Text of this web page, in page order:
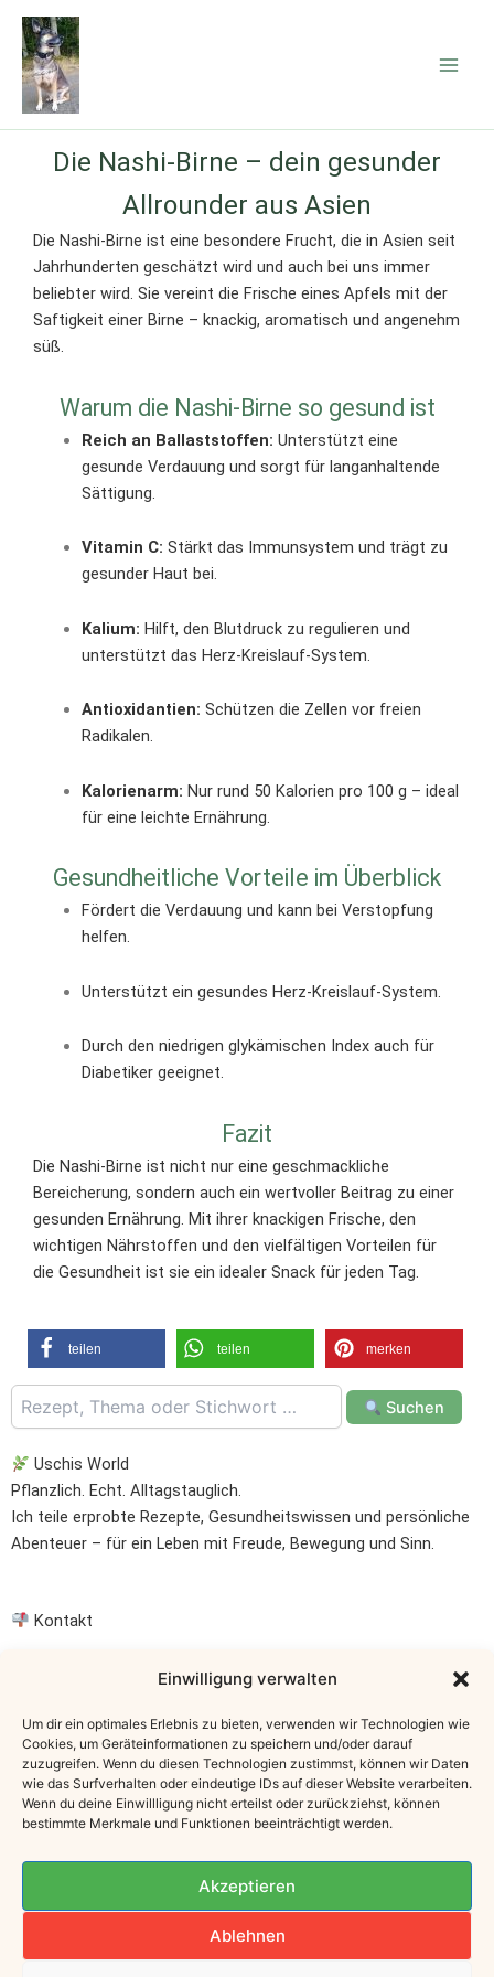
Einwilligung verwalten
Um dir ein optimales Erlebnis zu bieten, verwenden wir Technologien wie
Cookies, um Geräteinformationen zu speichern und/oder darauf
zuzugreifen. Wenn du diesen Technologien zustimmst, können wir Daten
wie das Surfverhalten oder eindeutige IDs auf dieser Website verarbeiten.
Wenn du deine Einwillligung nicht erteilst oder zurückziehst, können
bestimmte Merkmale und Funktionen beeinträchtigt werden.
Akzeptieren
Ablehnen
Zum
Inhalt
springen
Die Nashi-Birne – dein gesunder
Allrounder aus Asien
Die Nashi-Birne ist eine besondere Frucht, die in Asien seit
Jahrhunderten geschätzt wird und auch bei uns immer
beliebter wird. Sie vereint die Frische eines Apfels mit der
Saftigkeit einer Birne – knackig, aromatisch und angenehm
süß.
Warum die Nashi-Birne so gesund ist
Reich an Ballaststoffen: Unterstützt eine
gesunde Verdauung und sorgt für langanhaltende
Sättigung.
Vitamin C: Stärkt das Immunsystem und trägt zu
gesunder Haut bei.
Kalium: Hilft, den Blutdruck zu regulieren und
unterstützt das Herz-Kreislauf-System.
Antioxidantien: Schützen die Zellen vor freien
Radikalen.
Kalorienarm: Nur rund 50 Kalorien pro 100 g – ideal
für eine leichte Ernährung.
Gesundheitliche Vorteile im Überblick
Fördert die Verdauung und kann bei Verstopfung
helfen.
Unterstützt ein gesundes Herz-Kreislauf-System.
Durch den niedrigen glykämischen Index auch für
Diabetiker geeignet.
Fazit
Die Nashi-Birne ist nicht nur eine geschmackliche
Bereicherung, sondern auch ein wertvoller Beitrag zu einer
gesunden Ernährung. Mit ihrer knackigen Frische, den
wichtigen Nährstoffen und den vielfältigen Vorteilen für
die Gesundheit ist sie ein idealer Snack für jeden Tag.
teilen teilen merken
Suchen
Uschis World
Pflanzlich. Echt. Alltagstauglich.
Ich teile erprobte Rezepte, Gesundheitswissen und persönliche
Abenteuer – für ein Leben mit Freude, Bewegung und Sinn.
Kontakt
E-Mail: info@uschis-world.at
Instagram: @uschifinster
Newsletter
„Hol dir Inspiration für Alltag & Küche –
Hier eintragen